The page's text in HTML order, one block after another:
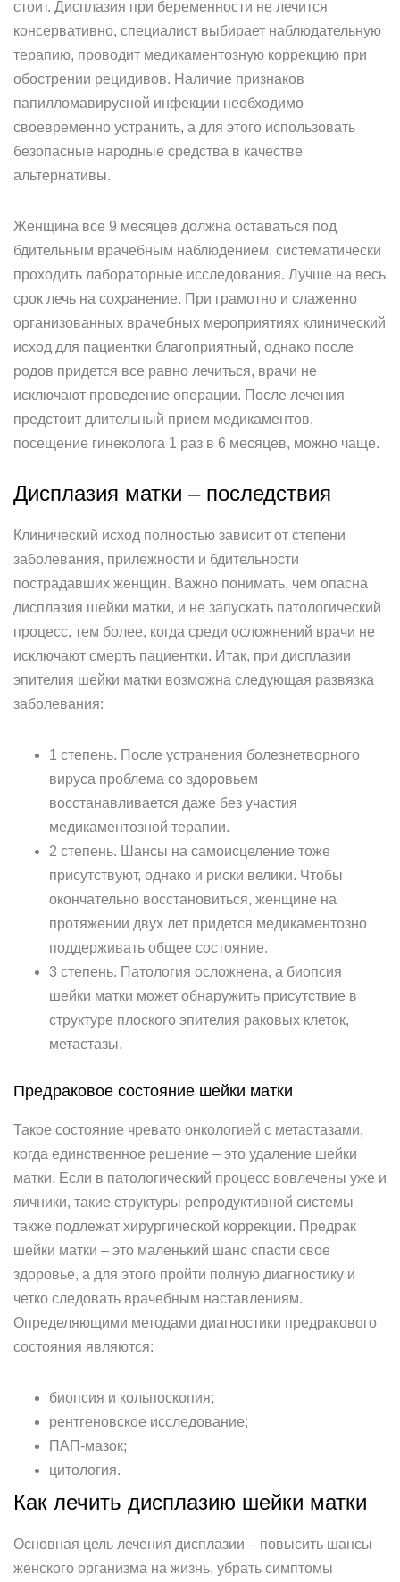
стоит. Дисплазия при беременности не лечится
консервативно, специалист выбирает наблюдательную
терапию, проводит медикаментозную коррекцию при
обострении рецидивов. Наличие признаков
папилломавирусной инфекции необходимо
своевременно устранить, а для этого использовать
безопасные народные средства в качестве
альтернативы.
Женщина все 9 месяцев должна оставаться под
бдительным врачебным наблюдением, систематически
проходить лабораторные исследования. Лучше на весь
срок лечь на сохранение. При грамотно и слаженно
организованных врачебных мероприятиях клинический
исход для пациентки благоприятный, однако после
родов придется все равно лечиться, врачи не
исключают проведение операции. После лечения
предстоит длительный прием медикаментов,
посещение гинеколога 1 раз в 6 месяцев, можно чаще.
Дисплазия матки – последствия
Клинический исход полностью зависит от степени
заболевания, прилежности и бдительности
пострадавших женщин. Важно понимать, чем опасна
дисплазия шейки матки, и не запускать патологический
процесс, тем более, когда среди осложнений врачи не
исключают смерть пациентки. Итак, при дисплазии
эпителия шейки матки возможна следующая развязка
заболевания:
1 степень. После устранения болезнетворного
вируса проблема со здоровьем
восстанавливается даже без участия
медикаментозной терапии.
2 степень. Шансы на самоисцеление тоже
присутствуют, однако и риски велики. Чтобы
окончательно восстановиться, женщине на
протяжении двух лет придется медикаментозно
поддерживать общее состояние.
3 степень. Патология осложнена, а биопсия
шейки матки может обнаружить присутствие в
структуре плоского эпителия раковых клеток,
метастазы.
Предраковое состояние шейки матки
Такое состояние чревато онкологией с метастазами,
когда единственное решение – это удаление шейки
матки. Если в патологический процесс вовлечены уже и
яичники, такие структуры репродуктивной системы
также подлежат хирургической коррекции. Предрак
шейки матки – это маленький шанс спасти свое
здоровье, а для этого пройти полную диагностику и
четко следовать врачебным наставлениям.
Определяющими методами диагностики предракового
состояния являются:
биопсия и кольпоскопия;
рентгеновское исследование;
ПАП-мазок;
цитология.
Как лечить дисплазию шейки матки
Основная цель лечения дисплазии – повысить шансы
женского организма на жизнь, убрать симптомы